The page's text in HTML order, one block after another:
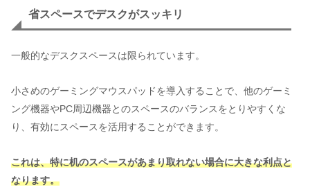
省スペースでデスクがスッキリ
一般的なデスクスペースは限られています。
小さめのゲーミングマウスパッドを導入することで、他のゲーミ
ング機器やPC周辺機器とのスペースのバランスをとりやすくな
り、有効にスペースを活用することができます。
これは、特に机のスペースがあまり取れない場合に大きな利点と
なります。